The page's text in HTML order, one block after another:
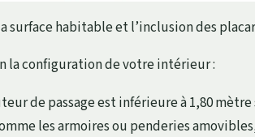
surface habitable et l’inclusion des
la configuration de votre intérieur :
de passage est inférieure à 1,80
les armoires ou penderies